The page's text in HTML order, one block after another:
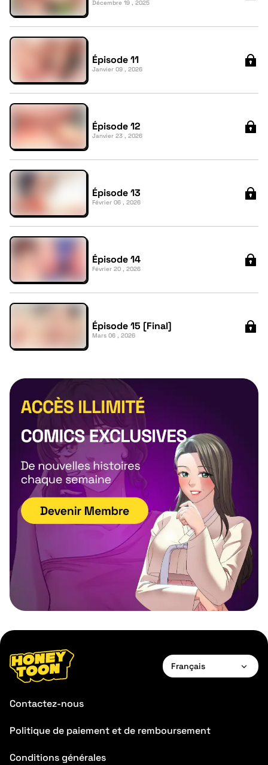
Décembre 19 , 2025
Épisode 11
Janvier 09 , 2026
Épisode 12
Janvier 23 , 2026
Épisode 13
Février 06 , 2026
Épisode 14
Février 20 , 2026
Épisode 15 [Final]
Mars 06 , 2026
Français
Deutsch
Contactez-nous
Politique de paiement et de remboursement
Conditions générales